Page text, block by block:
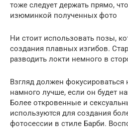
тоже следует держать прямо,
изюминкой полученных фото
Ни стоит использовать позы,
создания плавных изгибов.
разводить локти немного в
Взгляд должен фокусироваться
намного лучше, если он будет
Более откровенные и
используются для создания
фотосессии в стиле Барби.